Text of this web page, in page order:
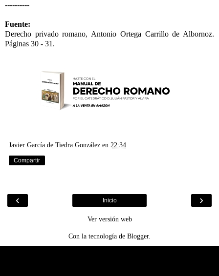
----------
Fuente:
Derecho privado romano, Antonio Ortega Carrillo de Albornoz.
Páginas 30 - 31.
Javier García de Tiedra González en 22:34
Compartir
‹ ›
Inicio
Ver versión web
Con la tecnología de Blogger.